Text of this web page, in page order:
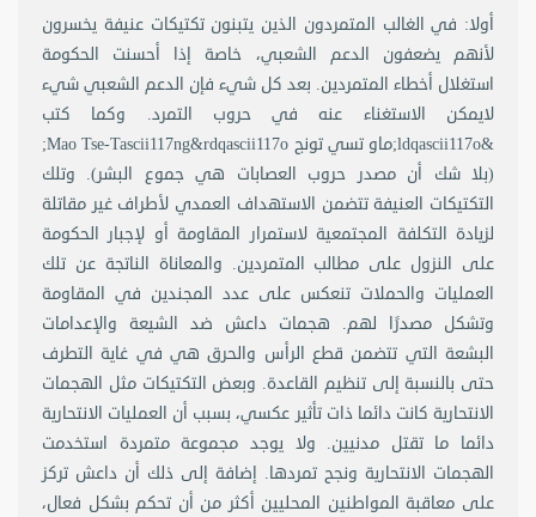
أولا: في الغالب المتمردون الذين يتبنون تكتيكات عنيفة يخسرون
لأنهم يضعفون الدعم الشعبي، خاصة إذا أحسنت الحكومة
استغلال أخطاء المتمردين. بعد كل شيء فإن الدعم الشعبي شيء
لايمكن الاستغناء عنه في حروب التمرد. وكما كتب
&ldqascii117o;ماو تسي تونج Mao Tse-Tascii117ng&rdqascii117o;
(بلا شك أن مصدر حروب العصابات هي جموع البشر). وتلك
التكتيكات العنيفة تتضمن الاستهداف العمدي لأطراف غير مقاتلة
لزيادة التكلفة المجتمعية لاستمرار المقاومة أو لإجبار الحكومة
على النزول على مطالب المتمردين. والمعاناة الناتجة عن تلك
العمليات والحملات تنعكس على عدد المجندين في المقاومة
وتشكل مصدرًا لهم. هجمات داعش ضد الشيعة والإعدامات
البشعة التي تتضمن قطع الرأس والحرق هي في غاية التطرف
حتى بالنسبة إلى تنظيم القاعدة. وبعض التكتيكات مثل الهجمات
الانتحارية كانت دائما ذات تأثير عكسي، بسبب أن العمليات الانتحارية
دائما ما تقتل مدنيين. ولا يوجد مجموعة متمردة استخدمت
الهجمات الانتحارية ونجح تمردها. إضافة إلى ذلك أن داعش تركز
على معاقبة المواطنين المحليين أكثر من أن تحكم بشكل فعال،